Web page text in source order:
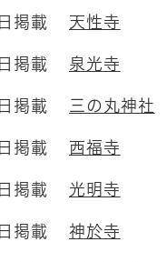
掲載 天性寺
掲載 泉光寺
掲載 三の丸神社
掲載 西福寺
掲載 光明寺
掲載 神於寺